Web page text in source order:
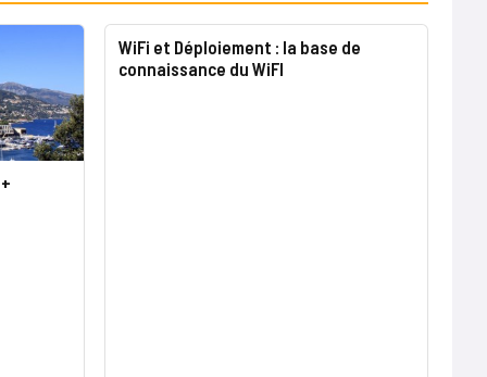
WiFi et Déploiement : la base de
connaissance du WiFI